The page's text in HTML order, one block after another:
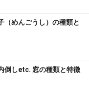
プ
イプと電動タイプが
にスイッチを設置す
のリモコンで操作可
（めんごうし）の種類と
倒しetc. 窓の種類と特徴